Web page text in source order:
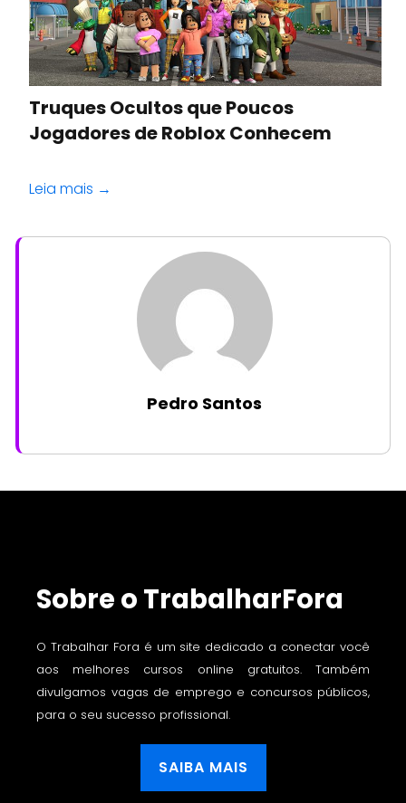
Truques Ocultos que Poucos
Jogadores de Roblox Conhecem
Leia mais →
Pedro Santos
Sobre o TrabalharFora
O Trabalhar Fora é um site dedicado a conectar você
aos melhores cursos online gratuitos. Também
divulgamos vagas de emprego e concursos públicos,
para o seu sucesso profissional.
SAIBA MAIS